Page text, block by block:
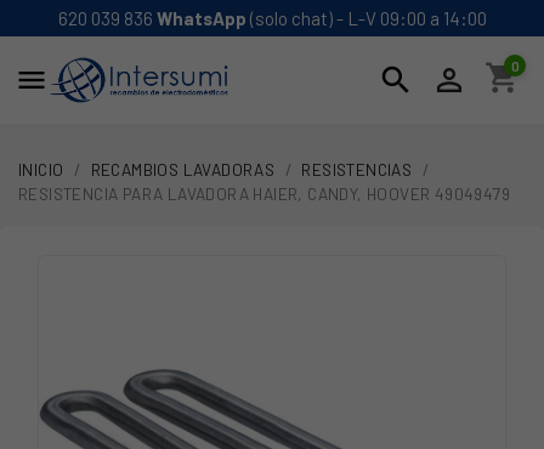
620 039 836 WhatsApp (solo chat) - L-V 09:00 a 14:00
 search  shopping_cart
0
INICIO RECAMBIOS LAVADORAS
RESISTENCIAS
RESISTENCIA PARA LAVADORA HAIER, CANDY, HOOVER 49049479